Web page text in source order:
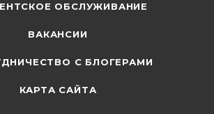
ОБСЛУЖИВАНИЕ
ВАКАНСИИ
С БЛОГЕРАМИ
КАРТА САЙТА